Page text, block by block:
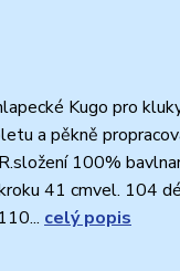
Kugo pro
a pěkně
100%
41 cmvel. 104
celý popis